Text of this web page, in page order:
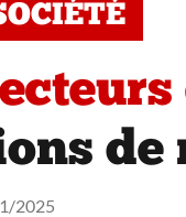
de
2025